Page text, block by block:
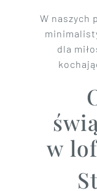
W naszych
dla
w